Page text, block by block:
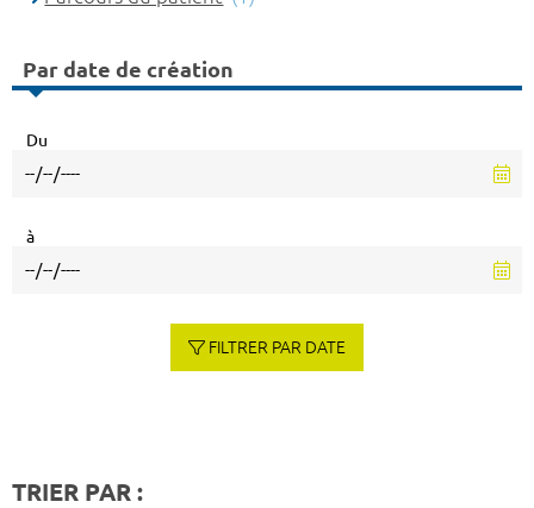
Par date de création
Du
à
FILTRER PAR DATE
TRIER PAR :